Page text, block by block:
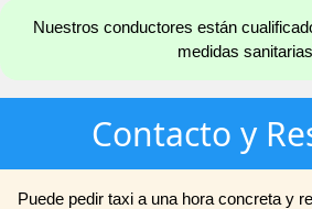
Nuestros conductores están
medidas
Contacto y
Puede pedir taxi a una hora concreta y